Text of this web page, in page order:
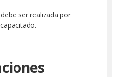
ser realizada por